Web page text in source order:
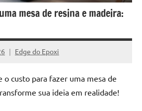
mesa de resina e madeira:
Edge do Epoxi
o custo para fazer uma mesa de
sua ideia em realidade!